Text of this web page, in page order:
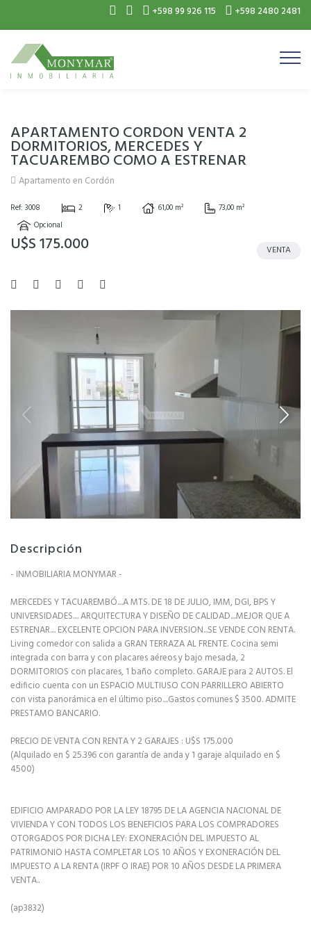
+598 99 926 115 +598 2480 2481
APARTAMENTO CORDON VENTA 2
DORMITORIOS, MERCEDES Y
TACUAREMBO COMO A ESTRENAR
Apartamento en Cordón
Ref: 3008 2 1 61,00 m²
73,00 m²
Opcional
U$S 175.000 VENTA
Descripción
- INMOBILIARIA MONYMAR -
MERCEDES Y TACUAREMBÓ....A MTS. DE 18 DE JULIO, IMM, DGI, BPS Y
UNIVERSIDADES.... ARQUITECTURA Y DISEÑO DE CALIDAD....MEJOR QUE A
ESTRENAR.... EXCELENTE OPCION PARA INVERSION...SE VENDE CON RENTA.
Living comedor con salida a GRAN TERRAZA AL FRENTE. Cocina semi
integrada con barra y con placares aéreos y bajo mesada, 2
DORMITORIOS con placares, 1 baño completo. GARAJE para 2 AUTOS. El
edificio cuenta con un ESPACIO MULTIUSO CON PARRILLERO ABIERTO
con vista panorámica en el último piso....Gastos comunes $ 3500. ADMITE
PRESTAMO BANCARIO.
PRECIO DE VENTA CON RENTA Y 2 GARAJES : U$S 175.000
(Alquilado en $ 25.396 con garantía de anda y 1 garaje alquilado en $
4500)
EDIFICIO AMPARADO POR LA LEY 18795 DE LA AGENCIA NACIONAL DE
VIVIENDA Y CON TODOS LOS BENEFICIOS PARA LOS COMPRADORES
OTORGADOS POR DICHA LEY: EXONERACIÓN DEL IMPUESTO AL
PATRIMONIO HASTA COMPLETAR LOS 10 AÑOS Y EXONERACIÓN DEL
IMPUESTO A LA RENTA (IRPF O IRAE) POR 10 AÑOS DESDE LA PRIMERA
VENTA..
(ap3832)